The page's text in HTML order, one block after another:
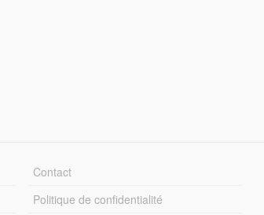
Contact
Politique de confidentialité